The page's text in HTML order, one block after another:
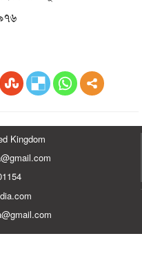
Kingdom